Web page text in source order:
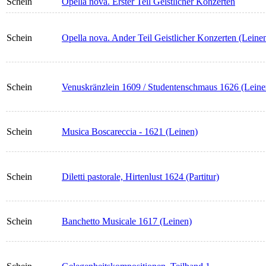
Schein Opella nova. Ander Teil Geistlicher Konzerten
Schein Venuskränzlein 1609 / Studentenschmaus 1626
Schein Musica Boscareccia - 1621 (Leinen)
Schein Diletti pastorale, Hirtenlust 1624 (Partitur)
Schein Banchetto Musicale 1617 (Leinen)